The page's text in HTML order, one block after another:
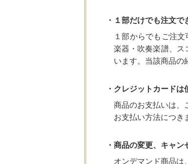
・１部だけでも注文で
１部からでもご注
楽器・吹奏楽譜、ス
います。当該商品の
・クレジットカードは
商品のお支払いは、
お支払い方法につき
・商品の変更、キャ
オンデマンド商品は